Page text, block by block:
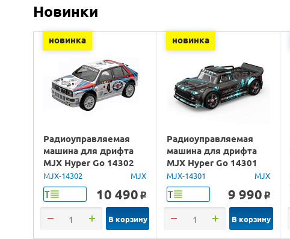
Новинки
новинка
Радиоуправляемая
машина для дрифта
MJX Hyper Go 14302
Lancia Delta Brushless
4WD 2.4G LED 1/14
RTR
MJX-14302 MJX
Т 10 490 o
В корзину
новинка
Радиоуправляемая
машина для дрифта
MJX Hyper Go 14301
Brushless 4WD 2.4G
LED 1/14 RTR
MJX-14301 MJX
Т 9 990 o
В корзину